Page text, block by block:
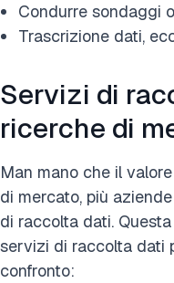
Condurre sondaggi
Trascrizione dati,
Servizi di
ricerche di
Man mano che il
di mercato, più
di raccolta dati.
servizi di raccolta dati
confronto: